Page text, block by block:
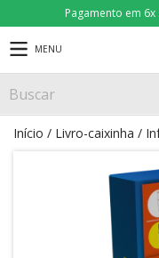
Pagamento em
MENU
Início / Livro-caixinha /